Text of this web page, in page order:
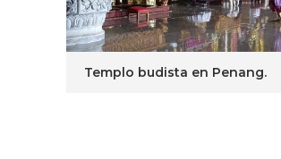
Templo budista en Penang.